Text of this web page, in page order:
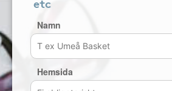
Namn
Hemsida